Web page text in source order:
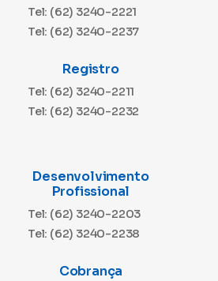
Tel: (62) 3240-2221
Tel: (62) 3240-2237
Registro
Tel: (62) 3240-2211
Tel: (62) 3240-2232
Desenvolvimento
Profissional
Tel: (62) 3240-2203
Tel: (62) 3240-2238
Cobrança